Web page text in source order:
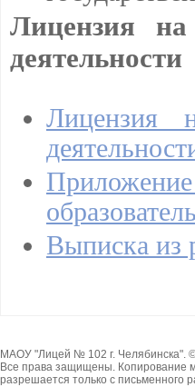
Лицензия на
деятельности
Лицензия
Выписка из
МАОУ "Лицей № 102 г. Челябинска".
Все права защищены. Копирование
разрешается только с письменного